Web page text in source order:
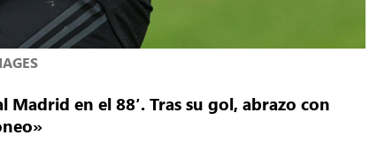
en el 88′. Tras su gol, abrazo con